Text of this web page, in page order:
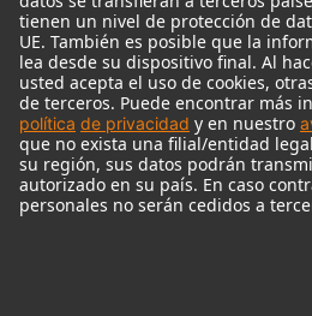
Audio Interface